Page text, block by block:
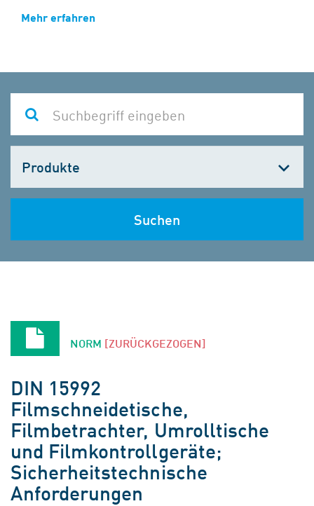
Mehr erfahren
wählen
Suchen
NORM [ZURÜCKGEZOGEN]
DIN 15992
Filmschneidetische,
Filmbetrachter, Umrolltische
und Filmkontrollgeräte;
Sicherheitstechnische
Anforderungen